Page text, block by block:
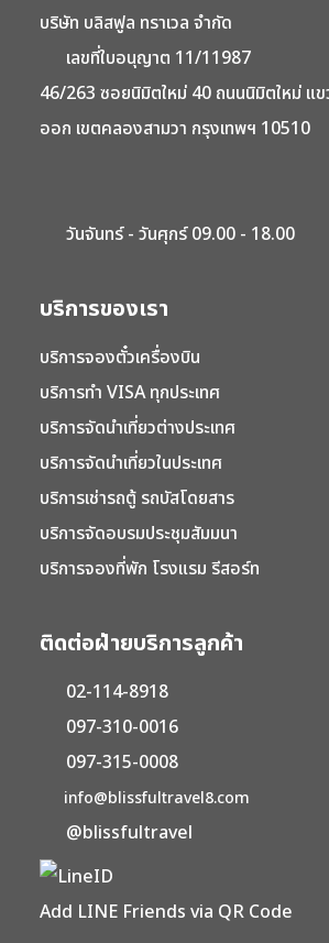
บริษัท บลิสฟูล ทราเวล จำกัด
เลขที่ใบอนุญาต 11/11987
46/263 ซอยนิมิตใหม่ 40 ถนนนิมิตใหม่ แข
ออก เขตคลองสามวา กรุงเทพฯ 10510
วันจันทร์ - วันศุกร์ 09.00 - 18.00
บริการของเรา
บริการจองตั๋วเครื่องบิน
บริการทำ VISA ทุกประเทศ
บริการจัดนำเที่ยวต่างประเทศ
บริการจัดนำเที่ยวในประเทศ
บริการเช่ารถตู้ รถบัสโดยสาร
บริการจัดอบรมประชุมสัมมนา
บริการจองที่พัก โรงแรม รีสอร์ท
ติดต่อฝ่ายบริการลูกค้า
02-114-8918
097-310-0016
097-315-0008
info@blissfultravel8.com
@blissfultravel
Add LINE Friends via QR Code